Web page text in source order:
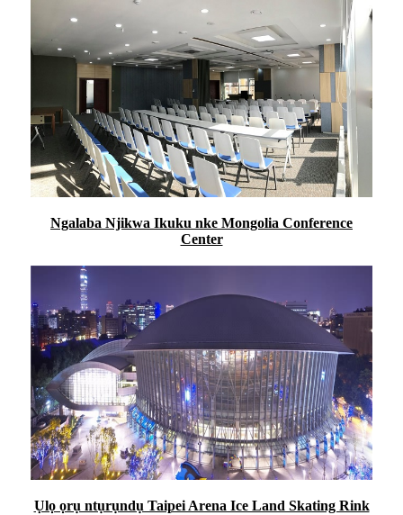
Ngalaba Njikwa Ikuku nke Mongolia Conference
Center
Ụlọ ọrụ ntụrụndụ Taipei Arena Ice Land Skating Rink